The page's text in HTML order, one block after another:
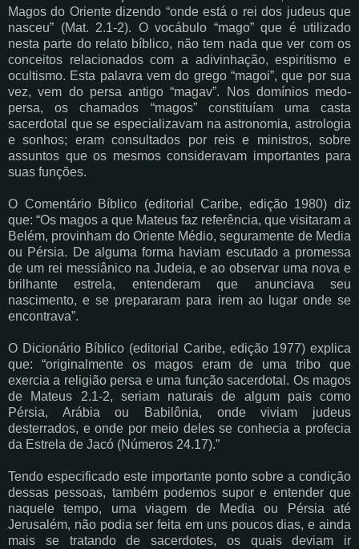
Magos do Oriente dizendo “onde está o rei dos judeus que
nasceu” (Mat. 2.1-2). O vocábulo “mago” que é utilizado
nesta parte do relato bíblico, não tem nada que ver com os
conceitos relacionados com a adivinhação, espiritismo e
ocultismo. Esta palavra vem do grego “magoi”, que por sua
vez, vem do persa antigo “magav”. Nos domínios medo-
persa, os chamados “magos” constituíam uma casta
sacerdotal que se especializavam na astronomia, astrologia
e sonhos; eram consultados por reis e ministros, sobre
assuntos que os mesmos consideravam importantes para
suas funções.
O Comentário Bíblico (editorial Caribe, edição 1980) diz
que: “Os magos a que Mateus faz referência, que visitaram a
Belém, provinham do Oriente Médio, seguramente de Media
ou Pérsia. De alguma forma haviam escutado a promessa
de um rei messiânico na Judeia, e ao observar uma nova e
brilhante estrela, entenderam que anunciava seu
nascimento, e se prepararam para irem ao lugar onde se
encontrava”.
O Dicionário Bíblico (editorial Caribe, edição 1977) explica
que: “originalmente os magos eram de uma tribo que
exercia a religião persa e uma função sacerdotal. Os magos
de Mateus 2.1-2, seriam naturais de algum pais como
Pérsia, Arábia ou Babilônia, onde viviam judeus
desterrados, e onde por meio deles se conhecia a profecia
da Estrela de Jacó (Números 24.17).”
Tendo especificado este importante ponto sobre a condição
dessas pessoas, também podemos supor e entender que
naquele tempo, uma viagem de Media ou Pérsia até
Jerusalém, não podia ser feita em uns poucos dias, e ainda
mais se tratando de sacerdotes, os quais deviam ir